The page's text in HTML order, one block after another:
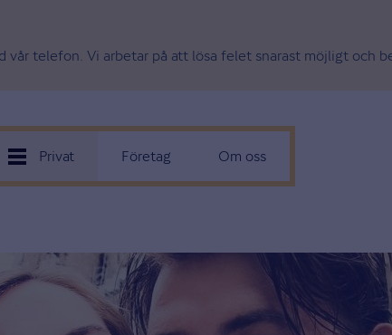
vår telefon. Vi arbetar på att lösa felet snarast möjligt och
Privat Företag Om oss